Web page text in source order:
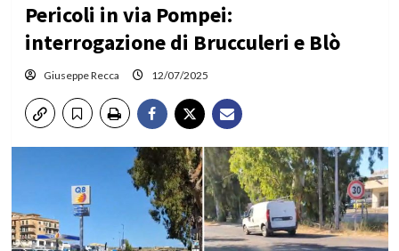
Pericoli in via Pompei:
interrogazione di Brucculeri e Blò
Giuseppe Recca 12/07/2025